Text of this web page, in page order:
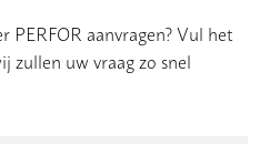
aanvragen? Vul het
zullen uw vraag zo snel